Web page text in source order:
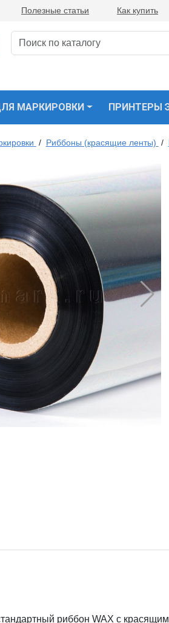
Полезные статьи Как купить
МАРКИРОВКИ ПРИНТЕРЫ
/ Риббоны (красящие ленты) /
риббон WAX с